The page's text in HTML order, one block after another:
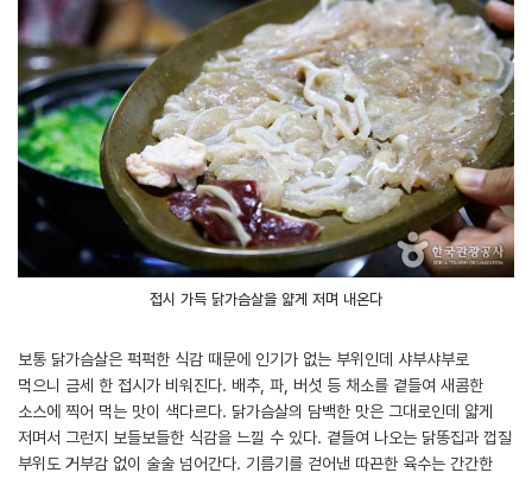
접시 가득 닭가슴살을 얇게 저며 내온다
보통 닭가슴살은 퍽퍽한 식감 때문에 인기가 없는 부위인데 샤부샤부로
먹으니 금세 한 접시가 비워진다. 배추, 파, 버섯 등 채소를 곁들여 새콤한
소스에 찍어 먹는 맛이 색다르다. 닭가슴살의 담백한 맛은 그대로인데 얇게
저며서 그런지 보들보들한 식감을 느낄 수 있다. 곁들여 나오는 닭똥집과 껍질
부위도 거부감 없이 술술 넘어간다. 기름기를 걷어낸 따끈한 육수는 간간한